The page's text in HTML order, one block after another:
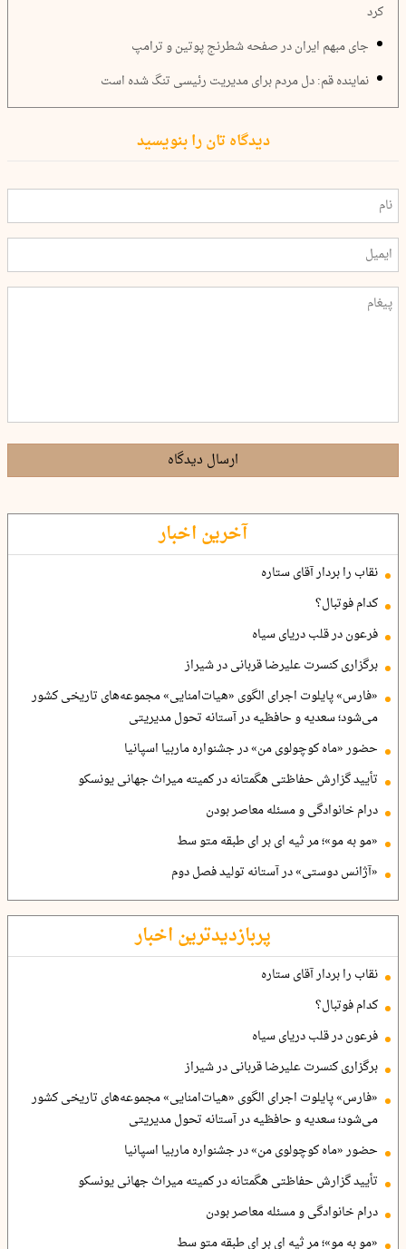
کرد
جای مبهم ایران در صفحه شطرنج پوتین و ترامپ
نماینده قم: دل مردم برای مدیریت رئیسی تنگ شده است
دیدگاه تان را بنویسید
ارسال دیدگاه
آخرین اخبار
نقاب را بردار آقای ستاره
کدام فوتبال؟
فرعون در قلب دریای سیاه
برگزاری کنسرت علیرضا قربانی در شیراز
«فارس» پایلوت اجرای الگوی «هیات‌امنایی» مجموعه‌های تاریخی کشور
می‌شود؛ سعدیه و حافظیه در آستانه تحول مدیریتی
حضور «ماه کوچولوی من» در جشنواره ماربیا اسپانیا
تأیید گزارش حفاظتی هگمتانه در کمیته میراث جهانی یونسکو
درام خانوادگی و مسئله معاصر بودن
«مو به مو»؛ مر ثیه ای بر ای طبقه متو سط
«آژانس دوستی» در آستانه تولید فصل دوم
پربازدیدترین اخبار
نقاب را بردار آقای ستاره
کدام فوتبال؟
فرعون در قلب دریای سیاه
برگزاری کنسرت علیرضا قربانی در شیراز
«فارس» پایلوت اجرای الگوی «هیات‌امنایی» مجموعه‌های تاریخی کشور
می‌شود؛ سعدیه و حافظیه در آستانه تحول مدیریتی
حضور «ماه کوچولوی من» در جشنواره ماربیا اسپانیا
تأیید گزارش حفاظتی هگمتانه در کمیته میراث جهانی یونسکو
درام خانوادگی و مسئله معاصر بودن
«مو به مو»؛ مر ثیه ای بر ای طبقه متو سط